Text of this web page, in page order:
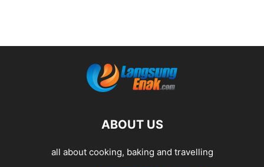
ABOUT US
all about cooking, baking and travelling